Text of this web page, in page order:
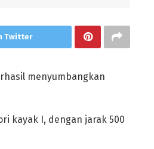
Twitter
menyumbangkan
kayak I, dengan jarak 500